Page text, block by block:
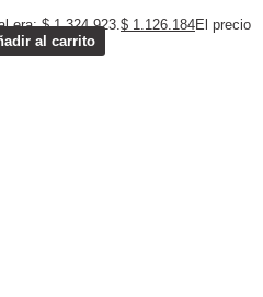
era: $ 1.324.923.$ 1.126.184El precio
al carrito